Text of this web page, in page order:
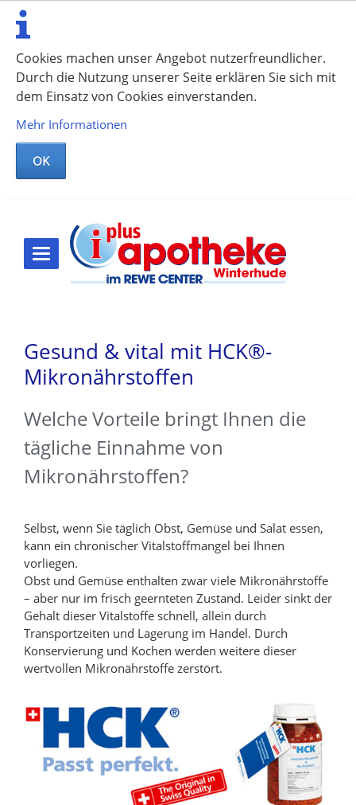
Cookies machen unser Angebot nutzerfreundlicher.
Durch die Nutzung unserer Seite erklären Sie sich mit
dem Einsatz von Cookies einverstanden.
Mehr Informationen
OK
Gesund & vital mit HCK®-
Mikronährstoffen
Welche Vorteile bringt Ihnen die
tägliche Einnahme von
Mikronährstoffen?
Selbst, wenn Sie täglich Obst, Gemüse und Salat essen,
kann ein chronischer Vitalstoffmangel bei Ihnen
vorliegen.
Obst und Gemüse enthalten zwar viele Mikronährstoffe
– aber nur im frisch geernteten Zustand. Leider sinkt der
Gehalt dieser Vitalstoffe schnell, allein durch
Transportzeiten und Lagerung im Handel. Durch
Konservierung und Kochen werden weitere dieser
wertvollen Mikronährstoffe zerstört.